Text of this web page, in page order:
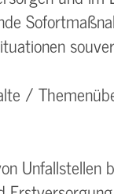
/
Unfallstellen